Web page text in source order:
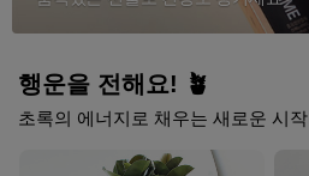
행운을 전해요! 🪴
초록의 에너지로 채우는 새로운 시작